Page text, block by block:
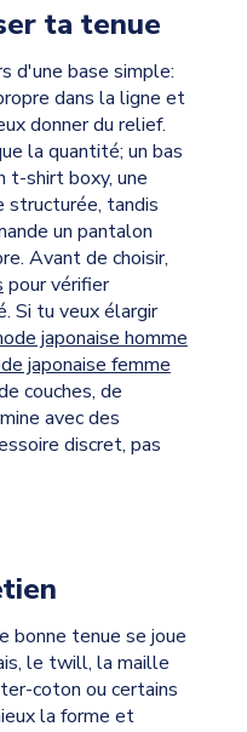
ta tenue
d'une base simple:
dans la ligne et
donner du relief.
la quantité; un bas
t-shirt boxy, une
structurée, tandis
un pantalon
Avant de choisir,
pour vérifier
Si tu veux élargir
japonaise homme
japonaise femme
couches, de
avec des
discret, pas
bonne tenue se joue
le twill, la maille
coton ou certains
la forme et